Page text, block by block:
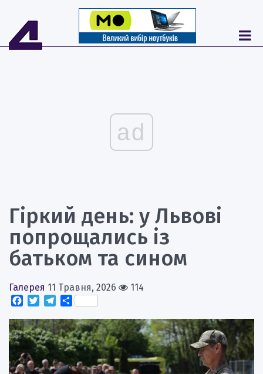
ad
Гіркий день: у Львові
попрощались із
батьком та сином
Галерея 11 Травня, 2026
114
Facebook
TwitterTelegram
Поділитися